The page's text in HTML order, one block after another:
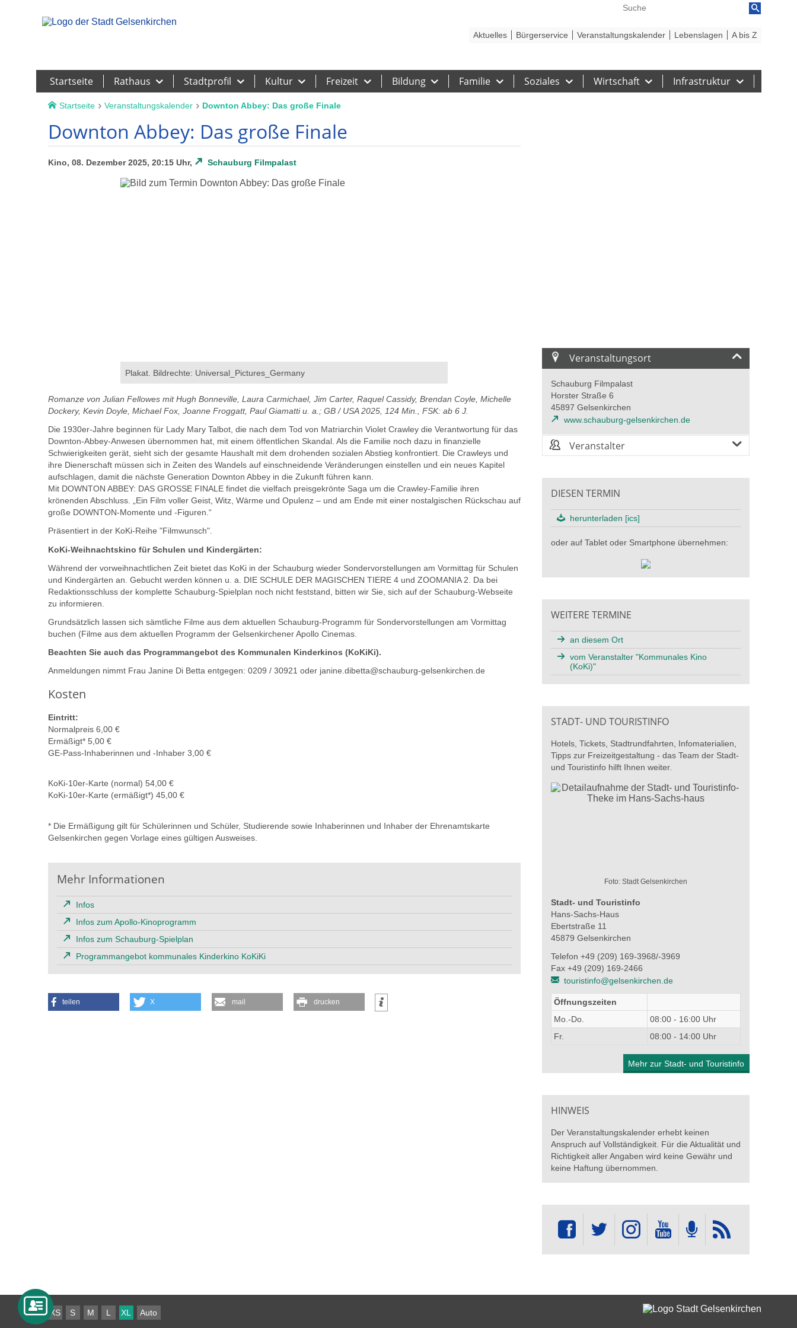
Startseite Rathaus Stadtprofil Kultur Freizeit Bildung Familie Soziales Wirtschaft Infrastruktur
Aktuelles Bürgerservice Veranstaltungskalender Lebenslagen A bis Z
Startseite Veranstaltungskalender Downton Abbey: Das große Finale
Downton Abbey: Das große Finale
Kino, 08. Dezember 2025, 20:15 Uhr, Schauburg Filmpalast
Plakat. Bildrechte: Universal_Pictures_Germany
Romanze von Julian Fellowes mit Hugh Bonneville, Laura Carmichael, Jim Carter, Raquel Cassidy, Brendan Coyle, Michelle
Dockery, Kevin Doyle, Michael Fox, Joanne Froggatt, Paul Giamatti u. a.; GB / USA 2025, 124 Min., FSK: ab 6 J.
Die 1930er-Jahre beginnen für Lady Mary Talbot, die nach dem Tod von Matriarchin Violet Crawley die Verantwortung für das
Downton-Abbey-Anwesen übernommen hat, mit einem öffentlichen Skandal. Als die Familie noch dazu in finanzielle
Schwierigkeiten gerät, sieht sich der gesamte Haushalt mit dem drohenden sozialen Abstieg konfrontiert. Die Crawleys und
ihre Dienerschaft müssen sich in Zeiten des Wandels auf einschneidende Veränderungen einstellen und ein neues Kapitel
aufschlagen, damit die nächste Generation Downton Abbey in die Zukunft führen kann.
Mit DOWNTON ABBEY: DAS GROSSE FINALE findet die vielfach preisgekrönte Saga um die Crawley-Familie ihren
krönenden Abschluss. „Ein Film voller Geist, Witz, Wärme und Opulenz – und am Ende mit einer nostalgischen Rückschau auf
große DOWNTON-Momente und -Figuren.“
Präsentiert in der KoKi-Reihe "Filmwunsch".
KoKi-Weihnachtskino für Schulen und Kindergärten:
Während der vorweihnachtlichen Zeit bietet das KoKi in der Schauburg wieder Sondervorstellungen am Vormittag für Schulen
und Kindergärten an. Gebucht werden können u. a. DIE SCHULE DER MAGISCHEN TIERE 4 und ZOOMANIA 2. Da bei
Redaktionsschluss der komplette Schauburg-Spielplan noch nicht feststand, bitten wir Sie, sich auf der Schauburg-Webseite
zu informieren.
Grundsätzlich lassen sich sämtliche Filme aus dem aktuellen Schauburg-Programm für Sondervorstellungen am Vormittag
buchen (Filme aus dem aktuellen Programm der Gelsenkirchener Apollo Cinemas.
Beachten Sie auch das Programmangebot des Kommunalen Kinderkinos (KoKiKi).
Anmeldungen nimmt Frau Janine Di Betta entgegen: 0209 / 30921 oder janine.dibetta@schauburg-gelsenkirchen.de
Kosten
Eintritt:
Normalpreis 6,00 €
Ermäßigt* 5,00 €
GE-Pass-Inhaberinnen und -Inhaber 3,00 €
KoKi-10er-Karte (normal) 54,00 €
KoKi-10er-Karte (ermäßigt*) 45,00 €
* Die Ermäßigung gilt für Schülerinnen und Schüler, Studierende sowie Inhaberinnen und Inhaber der Ehrenamtskarte
Gelsenkirchen gegen Vorlage eines gültigen Ausweises.
Mehr Informationen
Infos
Infos zum Apollo-Kinoprogramm
Infos zum Schauburg-Spielplan
Programmangebot kommunales Kinderkino KoKiKi
teilen X mail drucken
Veranstaltungsort
Schauburg Filmpalast
Horster Straße 6
45897 Gelsenkirchen
www.schauburg-gelsenkirchen.de
Veranstalter
DIESEN TERMIN
herunterladen [ics]
oder auf Tablet oder Smartphone übernehmen:
WEITERE TERMINE
an diesem Ort
vom Veranstalter "Kommunales Kino
(KoKi)"
STADT- UND TOURISTINFO
Hotels, Tickets, Stadtrundfahrten, Infomaterialien,
Tipps zur Freizeitgestaltung - das Team der Stadt-
und Touristinfo hilft Ihnen weiter.
Foto: Stadt Gelsenkirchen
Stadt- und Touristinfo
Hans-Sachs-Haus
Ebertstraße 11
45879 Gelsenkirchen
Telefon +49 (209) 169-3968/-3969
Fax +49 (209) 169-2466
touristinfo@gelsenkirchen.de
Öffnungszeiten
Mo.-Do.
08:00 - 16:00 Uhr
Fr.
08:00 - 14:00 Uhr
Mehr zur Stadt- und Touristinfo
HINWEIS
Der Veranstaltungskalender erhebt keinen
Anspruch auf Vollständigkeit. Für die Aktualität und
Richtigkeit aller Angaben wird keine Gewähr und
keine Haftung übernommen.
XS S M L XL Auto